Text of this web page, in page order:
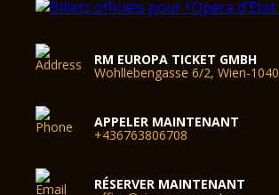
RM EUROPA TICKET GMBH
Wohllebengasse 6/2, Wien-1040
APPELER MAINTENANT
+436763806708
RÉSERVER MAINTENANT